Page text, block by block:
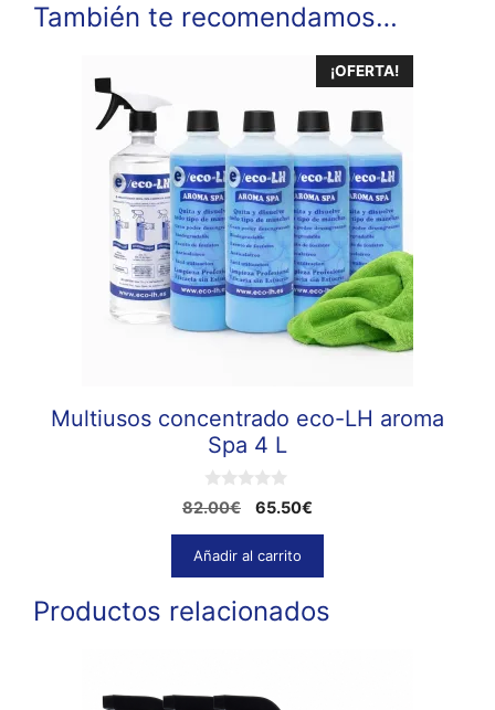
También te recomendamos…
¡OFERTA!
Multiusos concentrado eco-LH aroma
Spa 4 L
0
d
e
5
82.00€
El
original
era:
82.00€.
65.50€
es:
Añadir al carrito
Productos relacionados